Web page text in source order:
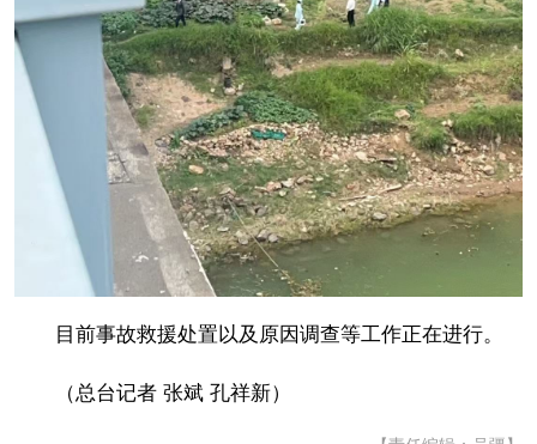
目前事故救援处置以及原因调查等工作正在进行。
（总台记者 张斌 孔祥新）